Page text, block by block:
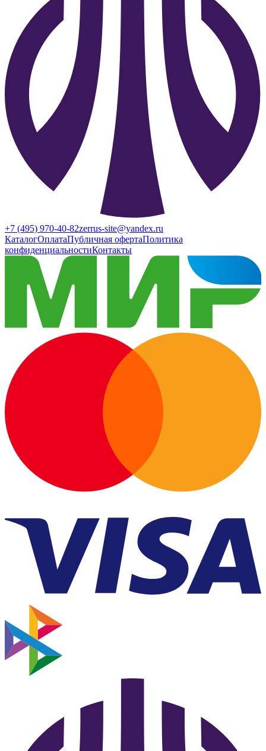
+7 (495) 970-40-82zerrus-site@yandex.ru
КаталогОплатаПубличная офертаПолитика
конфиденциальностиКонтакты